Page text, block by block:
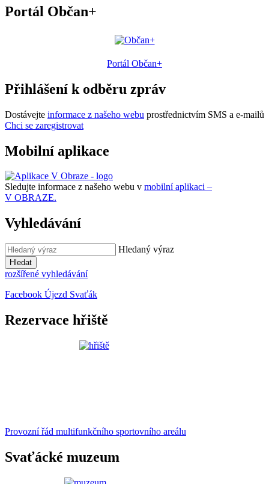
Portál Občan+
Portál Občan+
Přihlášení k odběru zpráv
Dostávejte informace z našeho webu prostřednictvím SMS a e-mailů
Chci se zaregistrovat
Mobilní aplikace
Sledujte informace z našeho webu v mobilní aplikaci –
V OBRAZE.
Vyhledávání
Hledaný výraz
Hledat
rozšířené vyhledávání
Facebook Újezd Svaťák
Rezervace hřiště
Provozní řád multifunkčního sportovního areálu
Svaťácké muzeum